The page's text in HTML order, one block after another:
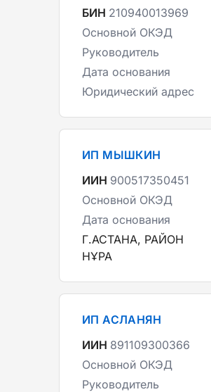
БИН 210940013969
Основной ОКЭД
Руководитель
Дата основания
Юридический адрес
ИП МЫШКИН
ИИН 900517350451
Основной ОКЭД
Дата основания
Г.АСТАНА, РАЙОН
НҰРА
ИП АСЛАНЯН
ИИН 891109300366
Основной ОКЭД
Руководитель